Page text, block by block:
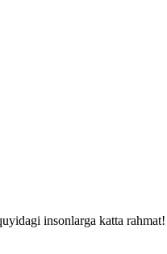
insonlarga katta rahmat!